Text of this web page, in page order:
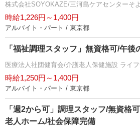
株式会社SOYOKAZE/三河島ケアセンターそ
時給1,226円～1,400円
アルバイト・パート / 東京都
「福祉調理スタッフ」無資格可/午
医療法人社団健育会/介護老人保健施設 ライ
時給1,250円～1,400円
アルバイト・パート / 東京都
「週2から可」調理スタッフ/無資格
老人ホーム/社会保障完備